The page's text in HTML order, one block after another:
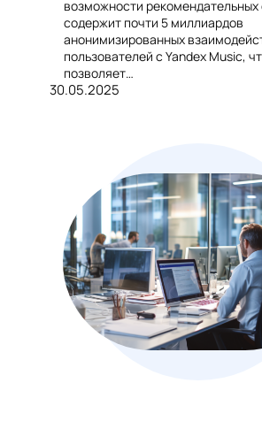
возможности
содержит почти 5 миллиардов
анонимизированных
пользователей с Yandex Music,
позволяет…
30.05.2025